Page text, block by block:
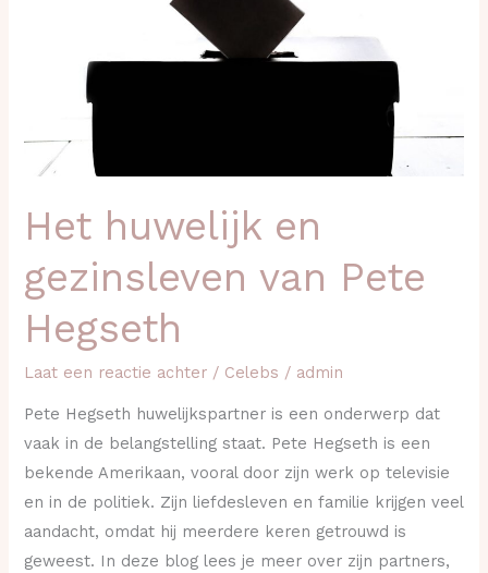
Het huwelijk en
gezinsleven van Pete
Hegseth
Laat een reactie achter / Celebs / admin
Pete Hegseth huwelijkspartner is een onderwerp dat
vaak in de belangstelling staat. Pete Hegseth is een
bekende Amerikaan, vooral door zijn werk op televisie
en in de politiek. Zijn liefdesleven en familie krijgen veel
aandacht, omdat hij meerdere keren getrouwd is
geweest. In deze blog lees je meer over zijn partners,
Hegseth